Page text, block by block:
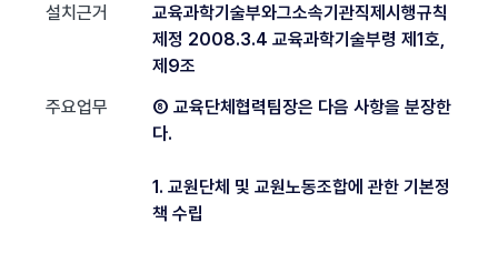
설치근거
교육과학기술부와그소속기관직제시행규칙
제정 2008.3.4 교육과학기술부령 제1호,
제9조
주요업무
⑧ 교육단체협력팀장은 다음 사항을 분장한
다.
1. 교원단체 및 교원노동조합에 관한 기본정
책 수립